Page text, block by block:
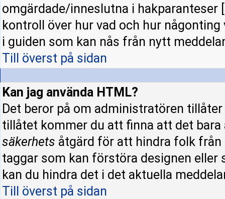
omgärdade/inneslutna i hakparanteser
kontroll över hur vad och hur
i guiden som kan nås från nytt
Till överst på sidan
Kan jag använda HTML?
Det beror på om administratören
tillåtet kommer du att finna att det
säkerhets åtgärd för att hindra folk
taggar som kan förstöra designen eller
kan du hindra det i det aktuella
Till överst på sidan